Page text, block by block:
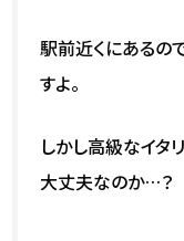
駅前近くにあるの
すよ。
しかし高級なイタ
大丈夫なのか…？